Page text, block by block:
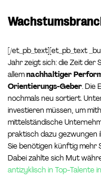
[/et_pb_text][et_pb_text
Jahr zeigt sich: die Zeit der
allemnachhaltiger
Orientierungs-Geber. Die
nochmals neu sortiert.
investieren müssen, um
mittelständische
praktisch dazu gezwungen
Sie benötigen künftig mehr
Dabei zahlte sich Mut
antizyklisch in Top-Talente